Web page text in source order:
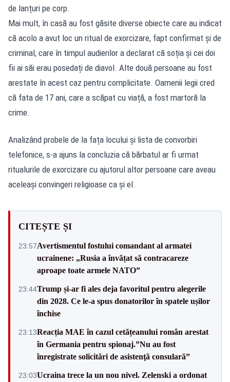
de lanțuri pe corp.
Mai mult, în casă au fost găsite diverse obiecte care au indicat
că acolo a avut loc un ritual de exorcizare, fapt confirmat și de
criminal, care în timpul audierilor a declarat că soția și cei doi
fii ai săi erau posedați de diavol. Alte două persoane au fost
arestate în acest caz pentru complicitate. Oamenii legii cred
că fata de 17 ani, care a scăpat cu viață, a fost martoră la
crime.
Analizând probele de la fața locului și lista de convorbiri
telefonice, s-a ajuns la concluzia că bărbatul ar fi urmat
ritualurile de exorcizare cu ajutorul altor persoane care aveau
aceleași convingeri religioase ca și el.
CITEȘTE ȘI
23:57Avertismentul fostului comandant al armatei
ucrainene: „Rusia a învățat să contracareze
aproape toate armele NATO”
23:44Trump și-ar fi ales deja favoritul pentru alegerile
din 2028. Ce le-a spus donatorilor în spatele ușilor
închise
23:13Reacția MAE în cazul cetățeanului român arestat
în Germania pentru spionaj.”Nu au fost
înregistrate solicitări de asistenţă consulară”
23:03Ucraina trece la un nou nivel. Zelenski a ordonat